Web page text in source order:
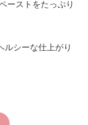
ーストをたっぷり
ルシーな仕上がり